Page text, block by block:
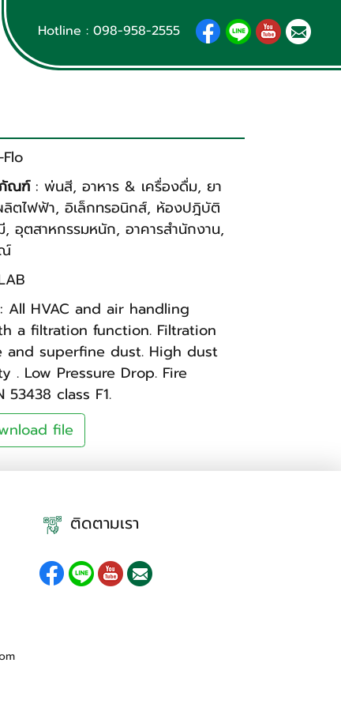
Hotline :098-958-2555
ณฑ์ :พ่นสี,อาหาร & เครื่องดื่ม,ยา
ลิตไฟฟ้า, อิเล็กทรอนิกส์, ห้องปฎิบัติ
, อุตสาหกรรมหนัก, อาคารสำนักงาน,
: All HVAC and air handling
a filtration function. Filtration
and superfine dust. High dust
. Low Pressure Drop. Fire
class F1.
file
ติดตามเรา